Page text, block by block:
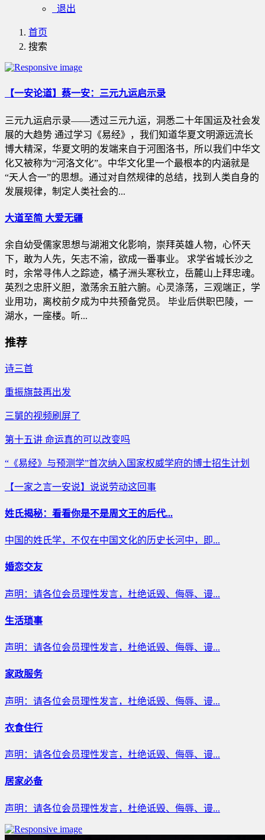
退出
首页
搜索
【一安论道】蔡一安：三元九运启示录
三元九运启示录——透过三元九运，洞悉二十年国运及社会发
展的大趋势 通过学习《易经》，我们知道华夏文明源远流长
博大精深，华夏文明的发端来自于河图洛书，所以我们中华文
化又被称为“河洛文化”。中华文化里一个最根本的内涵就是
“天人合一”的思想。通过对自然规律的总结，找到人类自身的
发展规律，制定人类社会的...
大道至简 大爱无疆
余自幼受儒家思想与湖湘文化影响，崇拜英雄人物，心怀天
下，敢为人先，矢志不渝，欲成一番事业。 求学省城长沙之
时，余常寻伟人之踪迹，橘子洲头寒秋立，岳麓山上拜忠魂。
英烈之忠肝义胆，激荡余五脏六腑。心灵涤荡，三观端正，学
业用功，离校前夕成为中共预备党员。 毕业后供职巴陵，一
湖水，一座楼。听...
推荐
诗三首
重振旗鼓再出发
三舅的视频刷屏了
第十五讲 命运真的可以改变吗
“《易经》与预测学”首次纳入国家权威学府的博士招生计划
【一家之言一安说】说说劳动这回事
姓氏揭秘：看看你是不是周文王的后代...
中国的姓氏学，不仅在中国文化的历史长河中，即...
婚恋交友
声明：请各位会员理性发言，杜绝诋毁、侮辱、谩...
生活琐事
声明：请各位会员理性发言，杜绝诋毁、侮辱、谩...
家政服务
声明：请各位会员理性发言，杜绝诋毁、侮辱、谩...
衣食住行
声明：请各位会员理性发言，杜绝诋毁、侮辱、谩...
居家必备
声明：请各位会员理性发言，杜绝诋毁、侮辱、谩...